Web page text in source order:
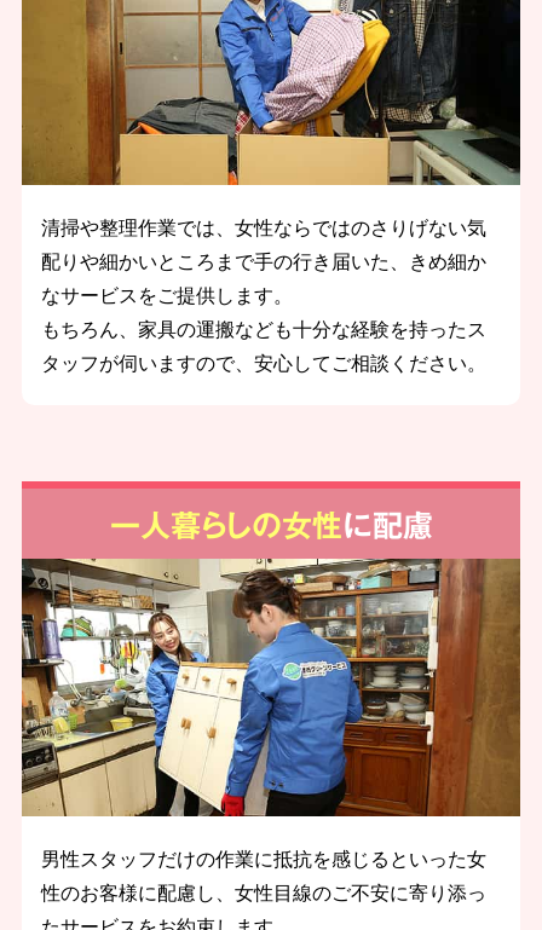
清掃や整理作業では、女性ならではのさりげない気
配りや細かいところまで手の行き届いた、きめ細か
なサービスをご提供します。
もちろん、家具の運搬なども十分な経験を持ったス
タッフが伺いますので、安心してご相談ください。
一人暮らしの女性に配慮
男性スタッフだけの作業に抵抗を感じるといった女
性のお客様に配慮し、女性目線のご不安に寄り添っ